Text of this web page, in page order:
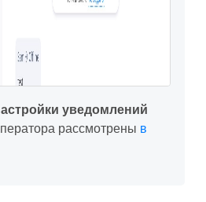
уведомлений
рассмотрены в